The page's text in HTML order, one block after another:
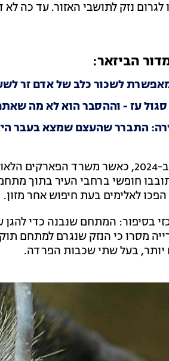
לגרום נזק לתושבי האזור. עד כה
הביזאר:
לשכור כלב של אדם זר
סגול עז - וההסבר הוא לא מה
חופשי ברחבי העיר בתוך
לאלימים בעת חיפוש אחר מזון.
בסיפור: המתחם שנבנה כדי
מסרו כי הנזק שנגרם למתחם
בעל שתי שכבות הפרדה.